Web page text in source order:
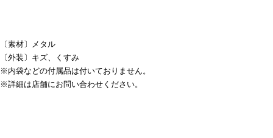
〔素材〕メタル
〔外装〕キズ、くすみ
※内袋などの付属品は付いておりません。
※詳細は店舗にお問い合わせください。